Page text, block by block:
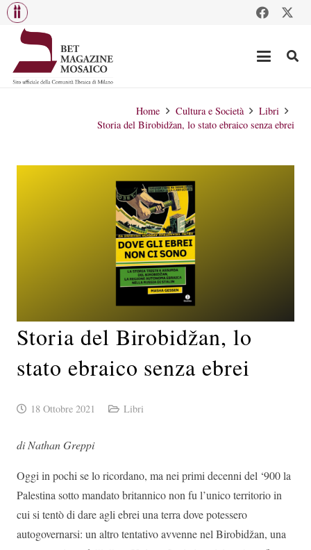
Home Cultura e Società
Libri
Storia del Birobidžan, lo stato ebraico senza ebrei
Storia del Birobidžan, lo
stato ebraico senza ebrei
18 Ottobre 2021 Libri
di Nathan Greppi
Oggi in pochi se lo ricordano, ma nei primi decenni del ‘900 la
Palestina sotto mandato britannico non fu l’unico territorio in
cui si tentò di dare agli ebrei una terra dove potessero
autogovernarsi: un altro tentativo avvenne nel Birobidžan, una